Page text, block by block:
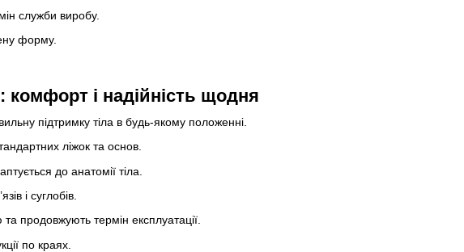
служби виробу.
форму.
і надійність щодня
підтримку тіла в будь-якому положенні.
ліжок та основ.
до анатомії тіла.
і суглобів.
продовжують термін експлуатації.
по краях.